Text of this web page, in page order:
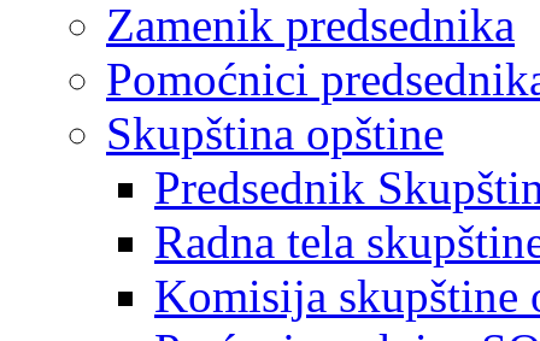
Zamenik predsednika
Pomoćnici
Skupština opštine
Predsednik
Radna tela
Komisija skupštine